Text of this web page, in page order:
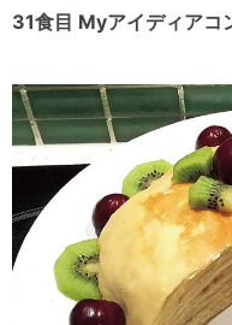
31食目 Myアイディアコ